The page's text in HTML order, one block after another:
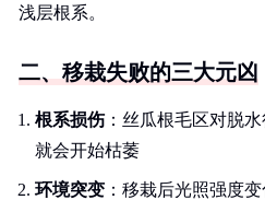
浅层根系。
二、移栽失败的三大元凶
根系损伤：丝瓜根毛区对脱
就会开始枯萎
环境突变 ：移栽后光照强度